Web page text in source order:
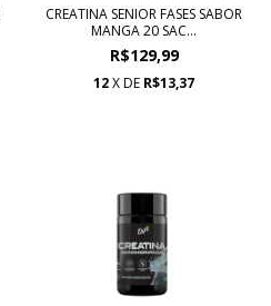
CREATINA SENIOR FASES SABOR
MANGA 20 SAC...
R$129,99
12X DE R$13,37